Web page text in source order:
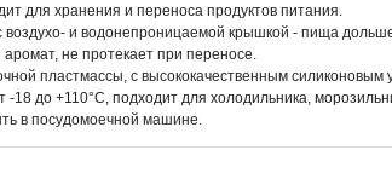
для хранения и переноса продуктов питания.
воздухо- и водонепроницаемой крышкой - пища
аромат, не протекает при переносе.
пластмассы, с высококачественным силиконовым
-18 до +110°C, подходит для холодильника,
в посудомоечной машине.